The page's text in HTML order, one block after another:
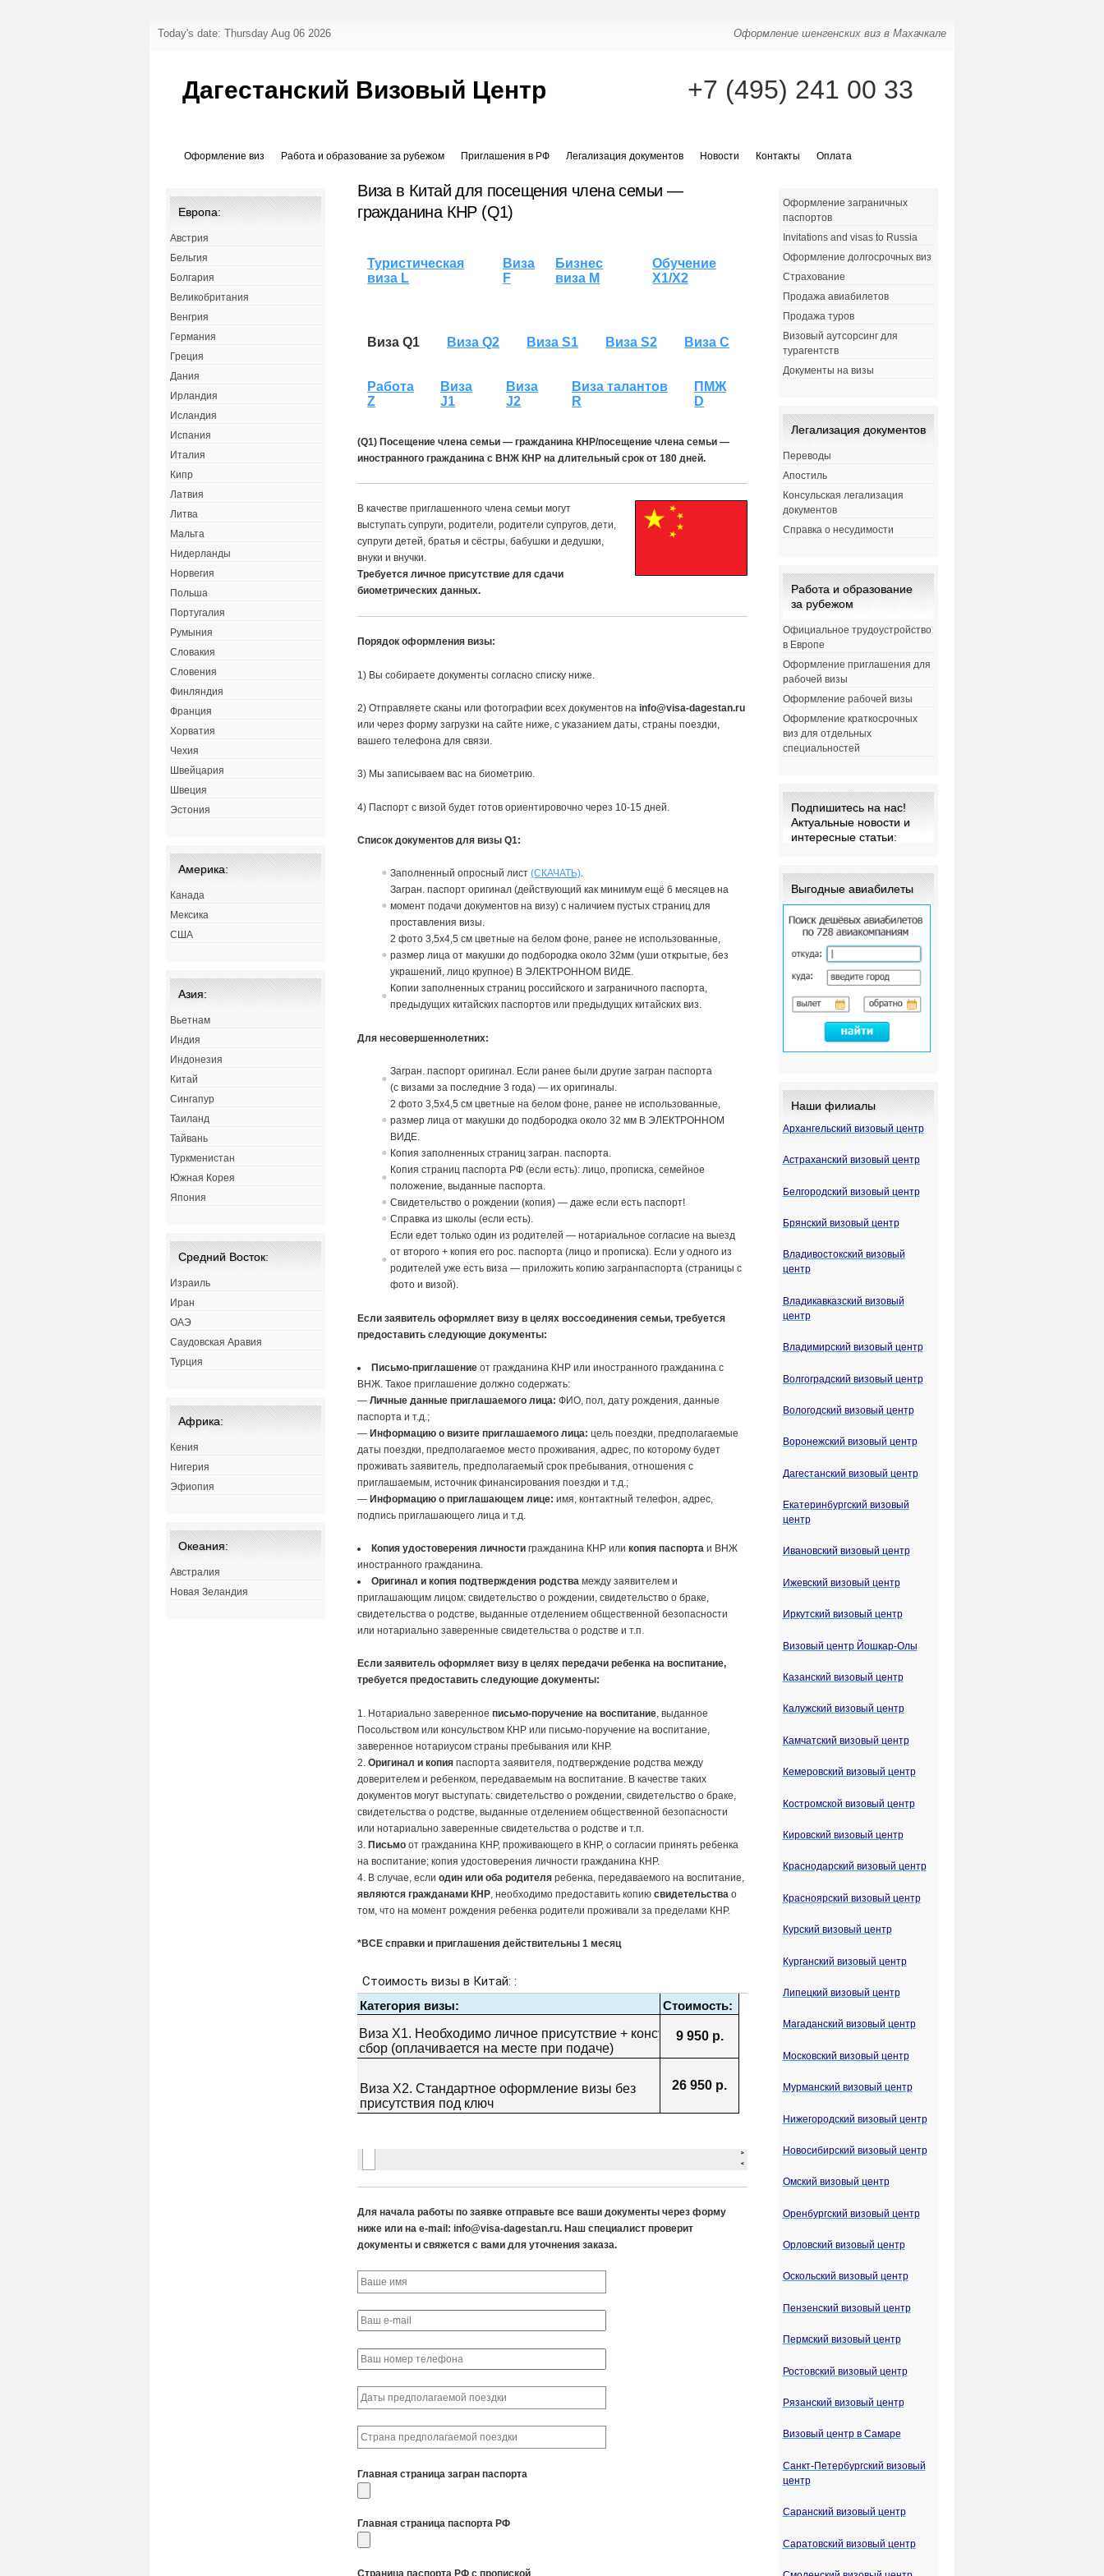
Оформление шенгенских виз в Махачкале
Today's date: Thursday Aug 06 2026
Дагестанский Визовый Центр +7 (495) 241 00 33
Оформление виз Работа и образование за рубежом Приглашения в РФ Легализация документов Новости Контакты Оплата
Виза в Китай для посещения члена семьи —
гражданина КНР (Q1)
Туристическая
виза L
Виза
F
Бизнес
виза M
Обучение
X1/X2
Виза Q1 Виза Q2 Виза S1 Виза S2 Виза C
Работа
Z
Виза
J1
Виза
J2
Виза талантов
R
ПМЖ
D
(Q1) Посещение члена семьи — гражданина КНР/посещение члена семьи —
иностранного гражданина с ВНЖ КНР на длительный срок от 180 дней.
В качестве приглашенного члена семьи могут
выступать супруги, родители, родители супругов, дети,
супруги детей, братья и сёстры, бабушки и дедушки,
внуки и внучки.
Требуется личное присутствие для сдачи
биометрических данных.
Порядок оформления визы:
1) Вы собираете документы согласно списку ниже.
2) Отправляете сканы или фотографии всех документов наinfo@visa-dagestan.ru
или через форму загрузки на сайте ниже, с указанием даты, страны поездки,
вашего телефона для связи.
3) Мы записываем вас на биометрию.
4) Паспорт с визой будет готов ориентировочно через 10-15 дней.
Список документов для визы Q1:
Заполненный опросный лист(СКАЧАТЬ).
Загран. паспорт оригинал (действующий как минимум ещё 6 месяцев на
момент подачи документов на визу) с наличием пустых страниц для
проставления визы.
2 фото 3,5х4,5 см цветные на белом фоне, ранее не использованные,
размер лица от макушки до подбородка около 32мм (уши открытые, без
украшений, лицо крупное) В ЭЛЕКТРОННОМ ВИДЕ.
Копии заполненных страниц российского и заграничного паспорта,
предыдущих китайских паспортов или предыдущих китайских виз.
Для несовершеннолетних:
Загран. паспорт оригинал. Если ранее были другие загран паспорта
(с визами за последние 3 года) — их оригиналы.
2 фото 3,5х4,5 см цветные на белом фоне, ранее не использованные,
размер лица от макушки до подбородка около 32 мм В ЭЛЕКТРОННОМ
ВИДЕ.
Копия заполненных страниц загран. паспорта.
Копия страниц паспорта РФ (если есть): лицо, прописка, семейное
положение, выданные паспорта.
Свидетельство о рождении (копия) — даже если есть паспорт!
Справка из школы (если есть).
Если едет только один из родителей — нотариальное согласие на выезд
от второго + копия его рос. паспорта (лицо и прописка). Если у одного из
родителей уже есть виза — приложить копию загранпаспорта (страницы с
фото и визой).
Если заявитель оформляет визу в целях воссоединения семьи, требуется
предоставить следующие документы:
Письмо-приглашение от гражданина КНР или иностранного гражданина с
ВНЖ. Такое приглашение должно содержать:
—Личные данные приглашаемого лица: ФИО, пол, дату рождения, данные
паспорта и т.д.;
— Информацию о визите приглашаемого лица: цель поездки, предполагаемые
даты поездки, предполагаемое место проживания, адрес, по которому будет
проживать заявитель, предполагаемый срок пребывания, отношения с
приглашаемым, источник финансирования поездки и т.д.;
— Информацию о приглашающем лице: имя, контактный телефон, адрес,
подпись приглашающего лица и т.д.
Копия удостоверения личности гражданина КНР иликопия паспорта и ВНЖ
иностранного гражданина.
Оригинал и копия подтверждения родства между заявителем и
приглашающим лицом: свидетельство о рождении, свидетельство о браке,
свидетельства о родстве, выданные отделением общественной безопасности
или нотариально заверенные свидетельства о родстве и т.п.
Если заявитель оформляет визу в целях передачи ребенка на воспитание,
требуется предоставить следующие документы:
1. Нотариально заверенноеписьмо-поручение на воспитание, выданное
Посольством или консульством КНР или письмо-поручение на воспитание,
заверенное нотариусом страны пребывания или КНР.
2.Оригинал и копия паспорта заявителя, подтверждение родства между
доверителем и ребенком, передаваемым на воспитание. В качестве таких
документов могут выступать: свидетельство о рождении, свидетельство о браке,
свидетельства о родстве, выданные отделением общественной безопасности
или нотариально заверенные свидетельства о родстве и т.п.
3.Письмо от гражданина КНР, проживающего в КНР, о согласии принять ребенка
на воспитание; копия удостоверения личности гражданина КНР.
4. В случае, еслиодин или оба родителя ребенка, передаваемого на воспитание,
являются гражданами КНР, необходимо предоставить копиюсвидетельства о
том, что на момент рождения ребенка родители проживали за пределами КНР.
*ВСЕ справки и приглашения действительны 1 месяц
Для начала работы по заявке отправьте все ваши документы через форму
ниже или на e-mail: info@visa-dagestan.ru. Наш специалист проверит
документы и свяжется с вами для уточнения заказа.
Главная страница загран паспорта
Главная страница паспорта РФ
Страница паспорта РФ с пропиской
Европа:
Австрия
Бельгия
Болгария
Великобритания
Венгрия
Германия
Греция
Дания
Ирландия
Исландия
Испания
Италия
Кипр
Латвия
Литва
Мальта
Нидерланды
Норвегия
Польша
Португалия
Румыния
Словакия
Словения
Финляндия
Франция
Хорватия
Чехия
Швейцария
Швеция
Эстония
Америка:
Канада
Мексика
США
Азия:
Вьетнам
Индия
Индонезия
Китай
Сингапур
Таиланд
Тайвань
Туркменистан
Южная Корея
Япония
Средний Восток:
Израиль
Иран
ОАЭ
Саудовская Аравия
Турция
Африка:
Кения
Нигерия
Эфиопия
Океания:
Австралия
Новая Зеландия
Оформление заграничных
паспортов
Invitations and visas to Russia
Оформление долгосрочных виз
Страхование
Продажа авиабилетов
Продажа туров
Визовый аутсорсинг для
турагентств
Документы на визы
Легализация документов
Переводы
Апостиль
Консульская легализация
документов
Справка о несудимости
Работа и образование
за рубежом
Официальное трудоустройство
в Европе
Оформление приглашения для
рабочей визы
Оформление рабочей визы
Оформление краткосрочных
виз для отдельных
специальностей
Подпишитесь на нас!
Актуальные новости и
интересные статьи:
Выгодные авиабилеты
Наши филиалы
Архангельский визовый центр
Астраханский визовый центр
Белгородский визовый центр
Брянский визовый центр
Владивостокский визовый
центр
Владикавказский визовый
центр
Владимирский визовый центр
Волгоградский визовый центр
Вологодский визовый центр
Воронежский визовый центр
Дагестанский визовый центр
Екатеринбургский визовый
центр
Ивановский визовый центр
Ижевский визовый центр
Иркутский визовый центр
Визовый центр Йошкар-Олы
Казанский визовый центр
Калужский визовый центр
Камчатский визовый центр
Кемеровский визовый центр
Костромской визовый центр
Кировский визовый центр
Краснодарский визовый центр
Красноярский визовый центр
Курский визовый центр
Курганский визовый центр
Липецкий визовый центр
Магаданский визовый центр
Московский визовый центр
Мурманский визовый центр
Нижегородский визовый центр
Новосибирский визовый центр
Омский визовый центр
Оренбургский визовый центр
Орловский визовый центр
Оскольский визовый центр
Пензенский визовый центр
Пермский визовый центр
Ростовский визовый центр
Рязанский визовый центр
Визовый центр в Самаре
Санкт-Петербургский визовый
центр
Саранский визовый центр
Саратовский визовый центр